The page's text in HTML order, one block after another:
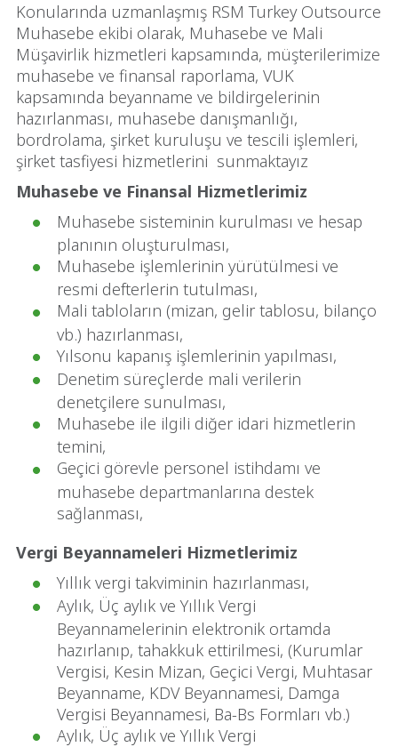
Konularında uzmanlaşmış RSM Turkey Outsource
Muhasebe ekibi olarak, Muhasebe ve Mali
Müşavirlik hizmetleri kapsamında, müşterilerimize
muhasebe ve finansal raporlama, VUK
kapsamında beyanname ve bildirgelerinin
hazırlanması, muhasebe danışmanlığı,
bordrolama, şirket kuruluşu ve tescili işlemleri,
şirket tasfiyesi hizmetlerini sunmaktayız
Muhasebe ve Finansal Hizmetlerimiz
Muhasebe sisteminin kurulması ve hesap
planının oluşturulması,
Muhasebe işlemlerinin yürütülmesi ve
resmi defterlerin tutulması,
Mali tabloların (mizan, gelir tablosu, bilanço
vb.) hazırlanması,
Yılsonu kapanış işlemlerinin yapılması,
Denetim süreçlerde mali verilerin
denetçilere sunulması,
Muhasebe ile ilgili diğer idari hizmetlerin
temini,
Geçici görevle personel istihdamı ve
muhasebe departmanlarına destek
sağlanması,
Vergi Beyannameleri Hizmetlerimiz
Yıllık vergi takviminin hazırlanması,
Aylık, Üç aylık ve Yıllık Vergi
Beyannamelerinin elektronik ortamda
hazırlanıp, tahakkuk ettirilmesi, (Kurumlar
Vergisi, Kesin Mizan, Geçici Vergi, Muhtasar
Beyanname, KDV Beyannamesi, Damga
Vergisi Beyannamesi, Ba-Bs Formları vb.)
Aylık, Üç aylık ve Yıllık Vergi